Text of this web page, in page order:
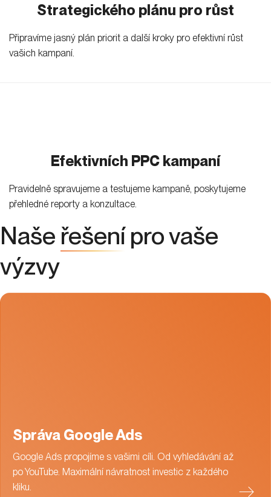
Strategického plánu pro růst
Připravíme jasný plán priorit a další kroky pro efektivní růst
vašich kampaní.
Efektivních PPC kampaní
Pravidelně spravujeme a testujeme kampaně, poskytujeme
přehledné reporty a konzultace.
Naše řešenípro vaše
výzvy
Správa Google Ads
Google Ads propojíme s vašimi cíli. Od vyhledávání až
po YouTube. Maximální návratnost investic z každého
kliku.